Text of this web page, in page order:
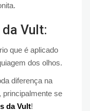
Vult:
que é aplicado
dos olhos.
diferença na
principalmente se
da Vult!